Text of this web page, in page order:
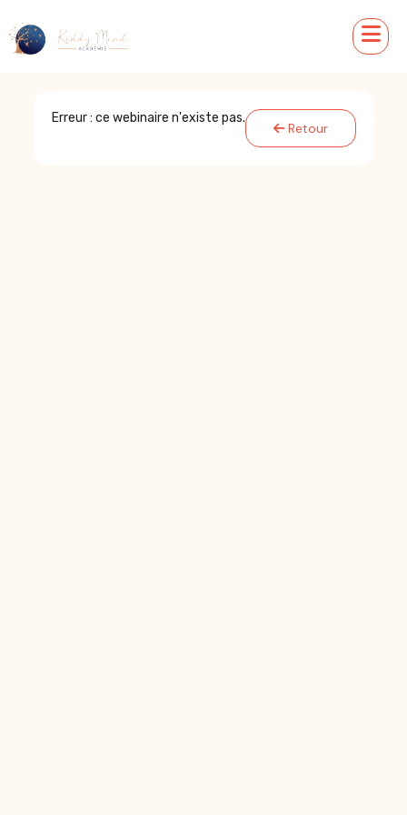
Erreur : ce webinaire n'existe pas.
Retour